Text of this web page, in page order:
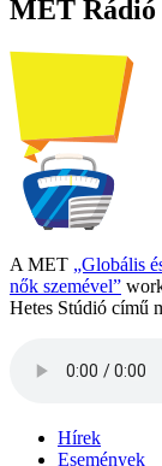
MET Rádió
A MET „Globális
nők szemével”
Hetes Stúdió című
Hírek
Események